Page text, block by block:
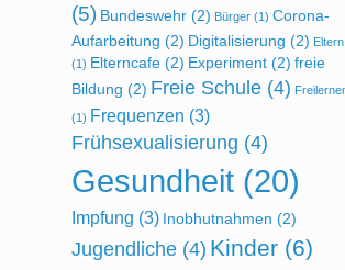
(5) Bundeswehr (2) Bürger (1) Corona-
Aufarbeitung (2) Digitalisierung (2) Eltern
(1) Elterncafe (2) Experiment (2) freie
Bildung (2) Freie Schule (4)
(1) Frequenzen (3)
Frühsexualisierung (4)
Gesundheit (20)
Impfung (3) Inobhutnahmen (2)
Jugendliche (4) Kinder (6)